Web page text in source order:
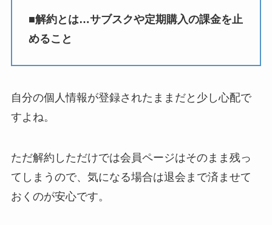
■解約とは…サブスクや定期購入の課金を止
めること
自分の個人情報が登録されたままだと少し心配で
すよね。
ただ解約しただけでは会員ページはそのまま残っ
てしまうので、気になる場合は退会まで済ませて
おくのが安心です。